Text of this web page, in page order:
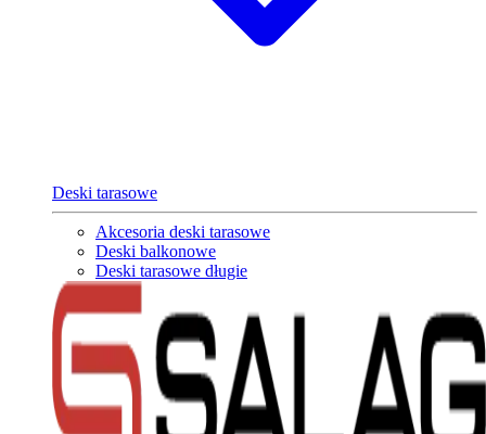
Deski tarasowe
Akcesoria deski tarasowe
Deski balkonowe
Deski tarasowe długie